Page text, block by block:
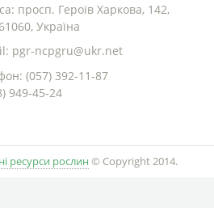
просп. Героїв Харкова, 142,
Україна
pgr-ncpgru@ukr.net
(057) 392-11-87
949-45-24
ресурси рослин © Copyright 2014.